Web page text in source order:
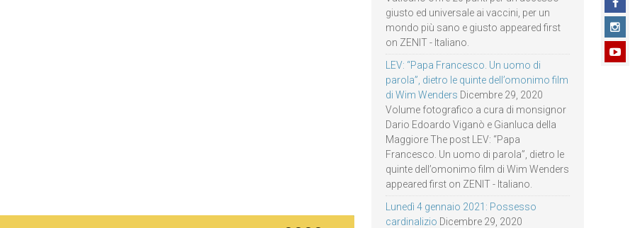
giusto ed universale ai vaccini, per un
mondo più sano e giusto appeared first
on ZENIT - Italiano.
LEV: “Papa Francesco. Un uomo di
parola”, dietro le quinte dell’omonimo film
di Wim Wenders Dicembre 29, 2020
Volume fotografico a cura di monsignor
Dario Edoardo Viganò e Gianluca della
Maggiore The post LEV: “Papa
Francesco. Un uomo di parola”, dietro le
quinte dell’omonimo film di Wim Wenders
appeared first on ZENIT - Italiano.
Lunedì 4 gennaio 2021: Possesso
cardinalizio Dicembre 29, 2020